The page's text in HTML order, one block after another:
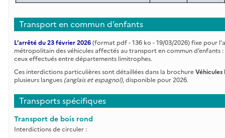
Transport en commun d’enfants
L’arrêté du 23 février 2026 (format pdf - 136 ko - 19/03/2026) fixe pour
métropolitain des véhicules affectés au transport en commun d’enfants :
ceux effectués entre départements limitrophes.
Ces interdictions particulières sont détaillées dans la brochure
plusieurs langues (anglais et espagnol), disponible pour 2026.
Transports spécifiques
Transport de bois rond
Interdictions de circuler :